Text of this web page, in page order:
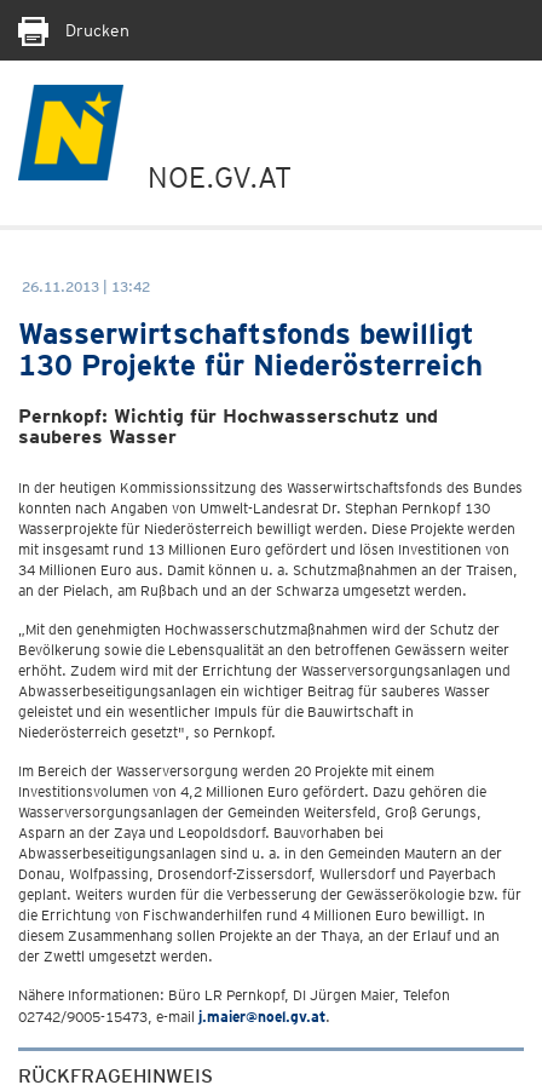
Drucken
NOE.GV.AT
26.11.2013 | 13:42
Wasserwirtschaftsfonds bewilligt
130 Projekte für Niederösterreich
Pernkopf: Wichtig für Hochwasserschutz und
sauberes Wasser
In der heutigen Kommissionssitzung des Wasserwirtschaftsfonds des Bundes
konnten nach Angaben von Umwelt-Landesrat Dr. Stephan Pernkopf 130
Wasserprojekte für Niederösterreich bewilligt werden. Diese Projekte werden
mit insgesamt rund 13 Millionen Euro gefördert und lösen Investitionen von
34 Millionen Euro aus. Damit können u. a. Schutzmaßnahmen an der Traisen,
an der Pielach, am Rußbach und an der Schwarza umgesetzt werden.
„Mit den genehmigten Hochwasserschutzmaßnahmen wird der Schutz der
Bevölkerung sowie die Lebensqualität an den betroffenen Gewässern weiter
erhöht. Zudem wird mit der Errichtung der Wasserversorgungsanlagen und
Abwasserbeseitigungsanlagen ein wichtiger Beitrag für sauberes Wasser
geleistet und ein wesentlicher Impuls für die Bauwirtschaft in
Niederösterreich gesetzt", so Pernkopf.
Im Bereich der Wasserversorgung werden 20 Projekte mit einem
Investitionsvolumen von 4,2 Millionen Euro gefördert. Dazu gehören die
Wasserversorgungsanlagen der Gemeinden Weitersfeld, Groß Gerungs,
Asparn an der Zaya und Leopoldsdorf. Bauvorhaben bei
Abwasserbeseitigungsanlagen sind u. a. in den Gemeinden Mautern an der
Donau, Wolfpassing, Drosendorf-Zissersdorf, Wullersdorf und Payerbach
geplant. Weiters wurden für die Verbesserung der Gewässerökologie bzw. für
die Errichtung von Fischwanderhilfen rund 4 Millionen Euro bewilligt. In
diesem Zusammenhang sollen Projekte an der Thaya, an der Erlauf und an
der Zwettl umgesetzt werden.
Nähere Informationen: Büro LR Pernkopf, DI Jürgen Maier, Telefon
02742/9005-15473, e-mail j.maier@noel.gv.at.
RÜCKFRAGEHINWEIS